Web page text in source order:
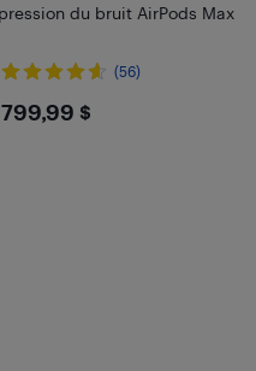
du bruit AirPods Max
(56)
$799.99
799,99 $